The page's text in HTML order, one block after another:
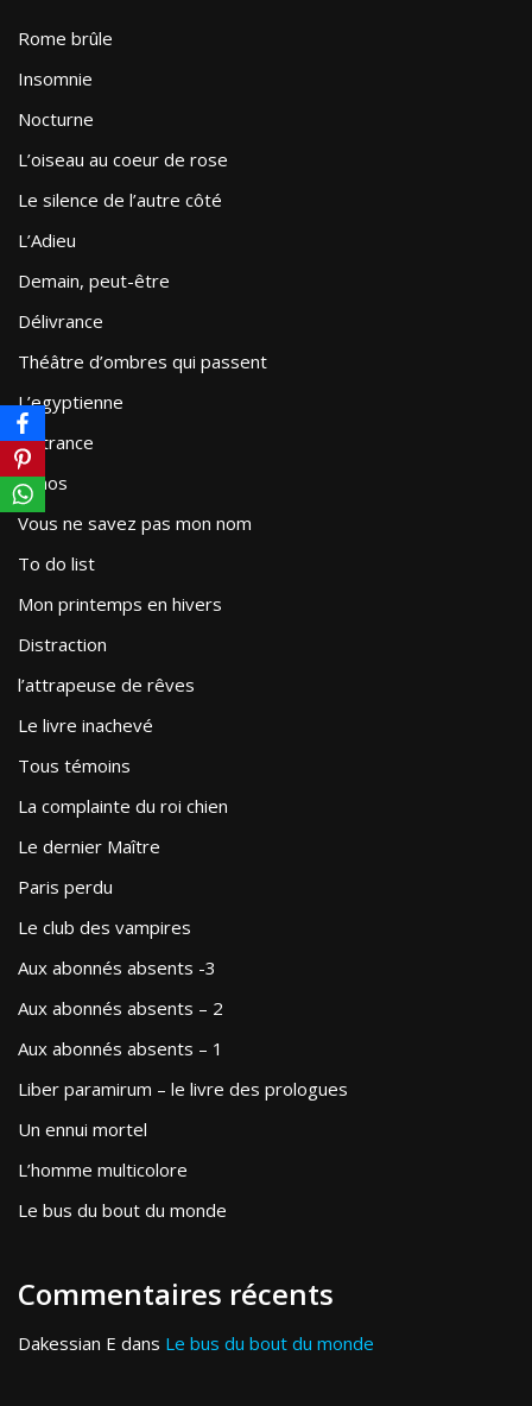
Rome brûle
Insomnie
Nocturne
L’oiseau au coeur de rose
Le silence de l’autre côté
L’Adieu
Demain, peut-être
Délivrance
Théâtre d’ombres qui passent
L’egyptienne
Outrance
Chaos
Vous ne savez pas mon nom
To do list
Mon printemps en hivers
Distraction
l’attrapeuse de rêves
Le livre inachevé
Tous témoins
La complainte du roi chien
Le dernier Maître
Paris perdu
Le club des vampires
Aux abonnés absents -3
Aux abonnés absents – 2
Aux abonnés absents – 1
Liber paramirum – le livre des prologues
Un ennui mortel
L’homme multicolore
Le bus du bout du monde
Commentaires récents
Dakessian E dans Le bus du bout du monde